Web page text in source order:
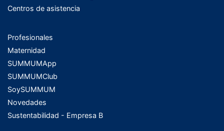
Centros de asistencia
Profesionales
Maternidad
SUMMUMApp
SUMMUMClub
SoySUMMUM
Novedades
Sustentabilidad - Empresa B